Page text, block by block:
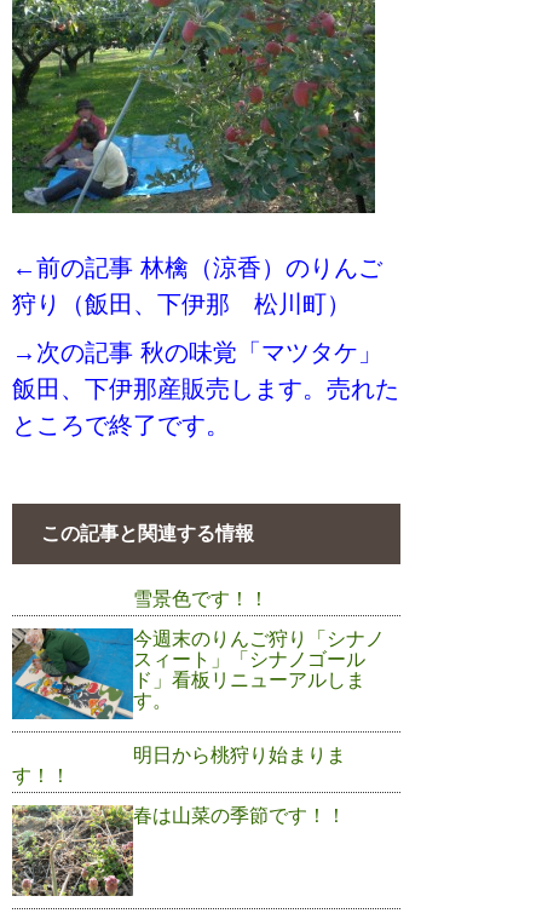
←前の記事 林檎（涼香）のりんご
狩り（飯田、下伊那 松川町）
→次の記事 秋の味覚「マツタケ」
飯田、下伊那産販売します。売れた
ところで終了です。
この記事と関連する情報
雪景色です！！
今週末のりんご狩り「シナノ
スィート」「シナノゴール
ド」看板リニューアルしま
す。
明日から桃狩り始まりま
す！！
春は山菜の季節です！！